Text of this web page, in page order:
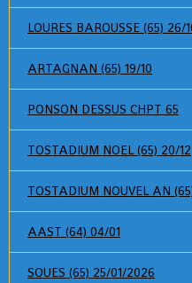
LOURES BAROUSSE (65) 26/
ARTAGNAN (65) 19/10
PONSON DESSUS CHPT 65
TOSTADIUM NOEL (65) 20/12
TOSTADIUM NOUVEL AN
AAST (64) 04/01
SOUES (65) 25/01/2026